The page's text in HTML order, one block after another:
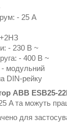
- 25 А
- 230 В ~
- 400 В ~
- модульний
DIN-рейку
ABB ESB25-
A та можуть
для